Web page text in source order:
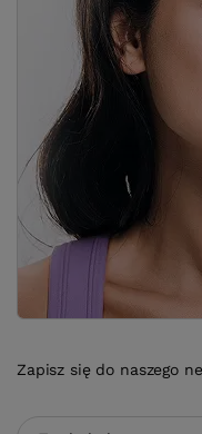
Zapisz się do naszego